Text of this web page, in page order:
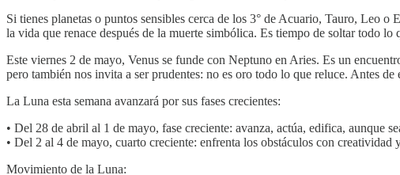
Si tienes planetas o puntos sensibles cerca de los 3° de Acuario, Tauro, Leo
la vida que renace después de la muerte simbólica. Es tiempo de soltar todo lo
Este viernes 2 de mayo, Venus se funde con Neptuno en Aries. Es un
pero también nos invita a ser prudentes: no es oro todo lo que reluce. Antes
La Luna esta semana avanzará por sus fases crecientes:
• Del 28 de abril al 1 de mayo, fase creciente: avanza, actúa, edifica, aunque
• Del 2 al 4 de mayo, cuarto creciente: enfrenta los obstáculos con creatividad
Movimiento de la Luna: